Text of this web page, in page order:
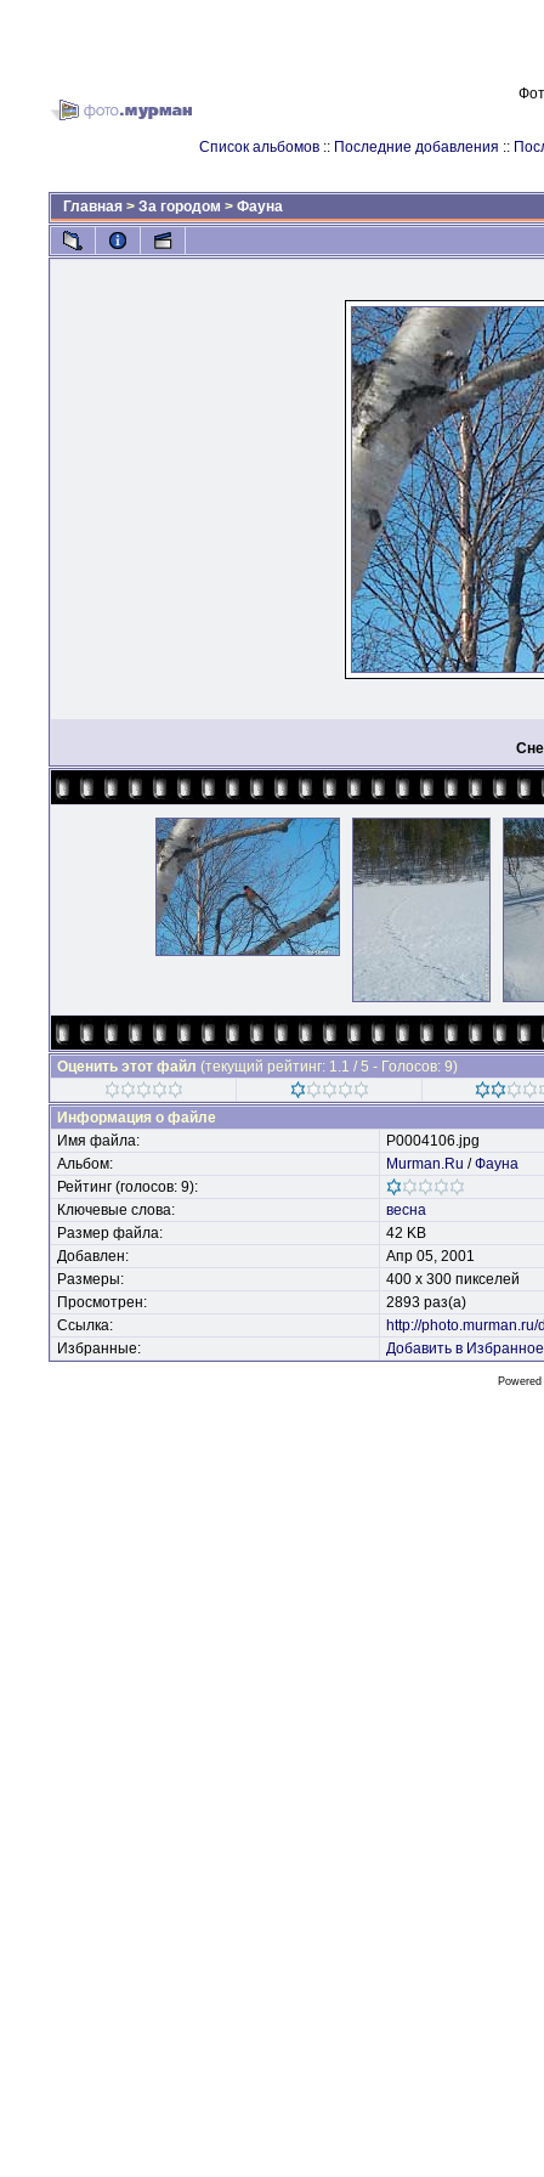
Список альбомов :: Последние добавления ::
Главная > За городом > Фауна
Оценить этот файл (текущий рейтинг: 1.1 / 5 - Голосов: 9)
Информация о файле
Имя файла:
P0004106.jpg
Альбом:
Murman.Ru /Фауна
Рейтинг (голосов: 9):
Ключевые слова:
весна
Размер файла:
42 KB
Добавлен:
Апр 05, 2001
Размеры:
400 x 300 пикселей
Просмотрен:
2893 раз(а)
Ссылка:
http://
Избранные:
Добавить в Избранное